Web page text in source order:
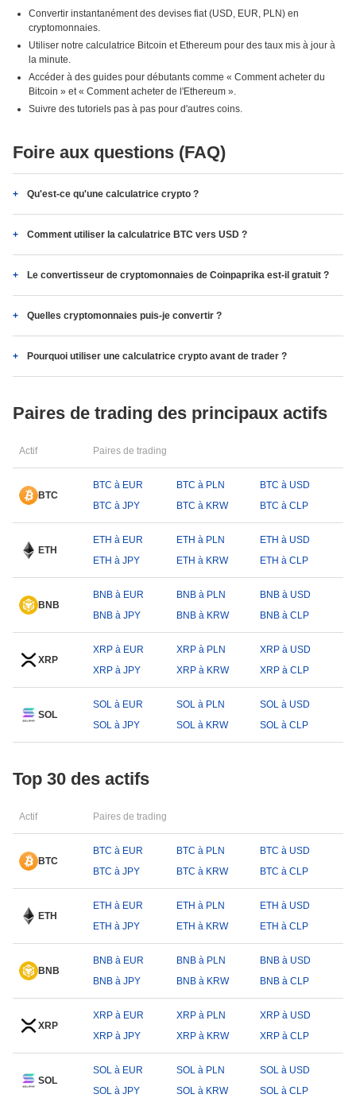
Convertir instantanément des devises fiat (USD, EUR, PLN) en
cryptomonnaies.
Utiliser notre calculatrice Bitcoin et Ethereum pour des taux mis à jour à
la minute.
Accéder à des guides pour débutants comme « Comment acheter du
Bitcoin » et « Comment acheter de l'Ethereum ».
Suivre des tutoriels pas à pas pour d'autres coins.
Foire aux questions (FAQ)
Qu'est-ce qu'une calculatrice crypto ?
Comment utiliser la calculatrice BTC vers USD ?
Le convertisseur de cryptomonnaies de Coinpaprika est-il gratuit ?
Quelles cryptomonnaies puis-je convertir ?
Pourquoi utiliser une calculatrice crypto avant de trader ?
Paires de trading des principaux actifs
Actif Paires de trading
BTC
BTC à EUR BTC à PLN
BTC à USD
BTC à JPY
BTC à KRW BTC à CLP
ETH
ETH à EUR ETH à PLN
ETH à USD
ETH à JPY
ETH à KRW ETH à CLP
BNB
BNB à EUR BNB à PLN
BNB à USD
BNB à JPY
BNB à KRW BNB à CLP
XRP
XRP à EUR XRP à PLN
XRP à USD
XRP à JPY
XRP à KRW XRP à CLP
SOL
SOL à EUR SOL à PLN
SOL à USD
SOL à JPY
SOL à KRW SOL à CLP
Top 30 des actifs
Actif Paires de trading
BTC
BTC à EUR BTC à PLN
BTC à USD
BTC à JPY
BTC à KRW BTC à CLP
ETH
ETH à EUR ETH à PLN
ETH à USD
ETH à JPY
ETH à KRW ETH à CLP
BNB
BNB à EUR BNB à PLN
BNB à USD
BNB à JPY
BNB à KRW BNB à CLP
XRP
XRP à EUR XRP à PLN
XRP à USD
XRP à JPY
XRP à KRW XRP à CLP
SOL
SOL à EUR SOL à PLN
SOL à USD
SOL à JPY
SOL à KRW SOL à CLP